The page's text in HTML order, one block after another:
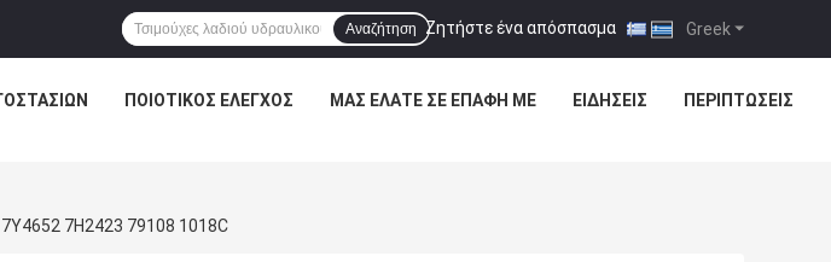
Greek
Ζητήστε ένα απόσπασμα |
Αναζήτηση
ΠΟΙΟΤΙΚΌΣ ΈΛΕΓΧΟΣ ΜΑΣ ΕΛΆΤΕ ΣΕ ΕΠΑΦΉ ΜΕ ΕΙΔΉΣΕΙΣ ΠΕΡΙΠΤΏΣΕΙΣ
7H2423 79108 1018C